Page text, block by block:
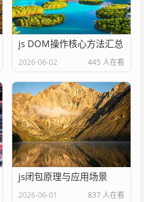
js DOM操作核心方法汇总
2026-06-02 445 人在看
js闭包原理与应用场景
2026-06-01 837 人在看